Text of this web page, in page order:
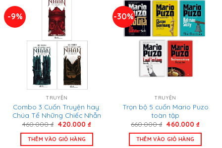
-9%
TRUYỆN
Combo 3 Cuốn Truyện hay:
Chúa Tể Những Chiếc Nhẫn
460.000₫ Giá
là:
460.000 ₫.
420.000₫Giá
tại
THÊM VÀO GIỎ HÀNG
-30%
TRUYỆN
Trọn bộ 5 cuốn Mario Puzo
toàn tập
660.000₫ Giá
là:
660.000 ₫.
460.000₫Giá
tại
THÊM VÀO GIỎ HÀNG